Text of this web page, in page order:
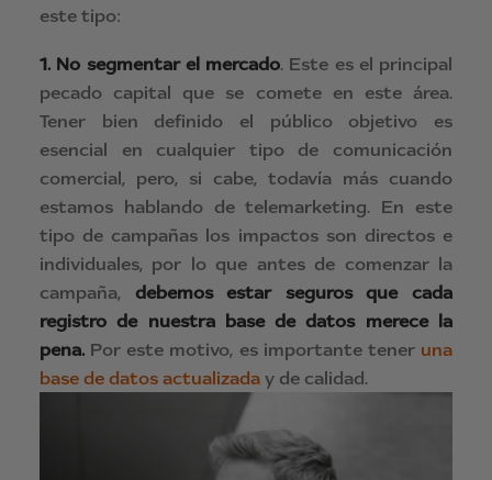
este tipo:
1. No segmentar el mercado. Este es el principal
pecado capital que se comete en este área.
Tener bien definido el público objetivo es
esencial en cualquier tipo de comunicación
comercial, pero, si cabe, todavía más cuando
estamos hablando de telemarketing. En este
tipo de campañas los impactos son directos e
individuales, por lo que antes de comenzar la
campaña, debemos estar seguros que cada
registro de nuestra base de datos merece la
pena. Por este motivo, es importante tener una
base de datos actualizada y de calidad.